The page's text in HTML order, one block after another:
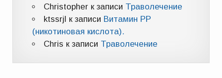
Christopherк записи Траволечение
ktssrjl к записи Витамин РР
(никотиновая кислота).
Chris к записи Траволечение